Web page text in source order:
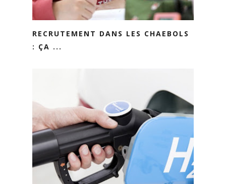
RECRUTEMENT DANS LES CHAEBOLS
: ÇA ...